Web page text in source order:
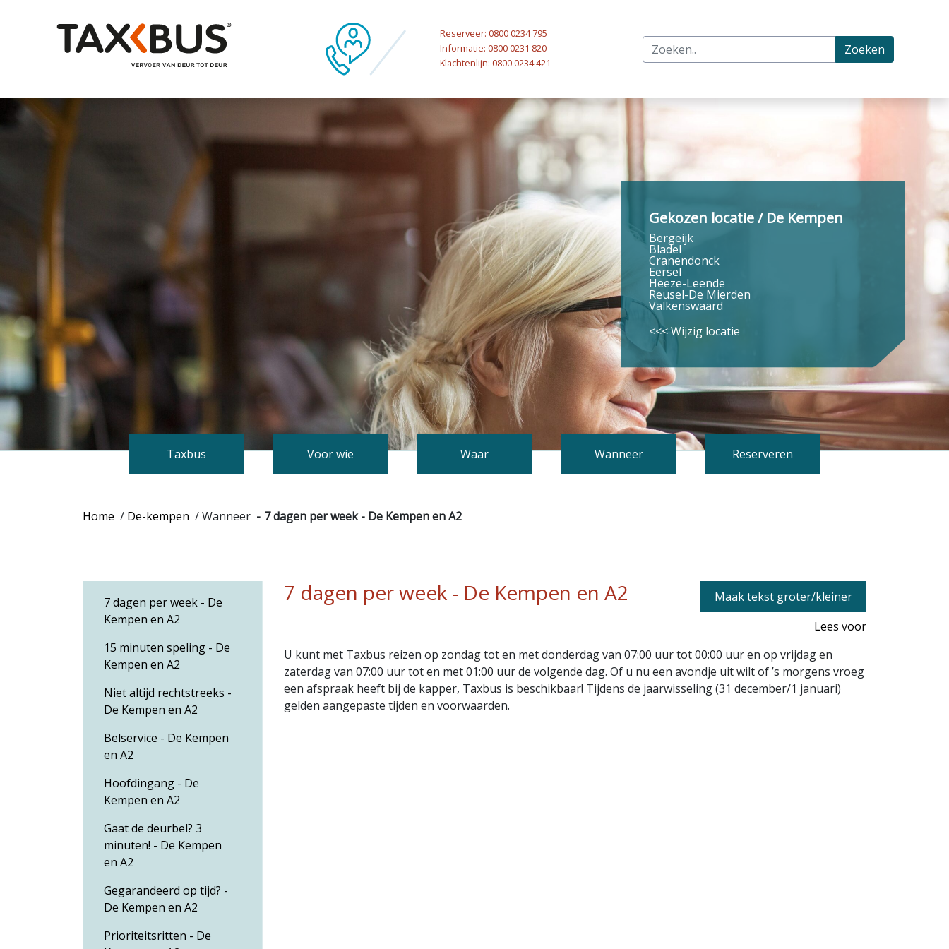
Naar hoofdinhoud
Reserveer: 0800 0234 795
Informatie: 0800 0231 820
Klachtenlijn: 0800 0234 421
Zoeken
Gekozen locatie / De Kempen
Bergeijk
Bladel
Cranendonck
Eersel
Heeze-Leende
Reusel-De Mierden
Valkenswaard
<<< Wijzig locatie
Taxbus Voor wie Waar Wanneer Reserveren
Home / De-kempen /Wanneer 7 dagen per week - De Kempen en A2
7 dagen per week - De
Kempen en A2
15 minuten speling - De
Kempen en A2
Niet altijd rechtstreeks -
De Kempen en A2
Belservice - De Kempen
en A2
Hoofdingang - De
Kempen en A2
Gaat de deurbel? 3
minuten! - De Kempen
en A2
Gegarandeerd op tijd? -
De Kempen en A2
Prioriteitsritten - De
7 dagen per week - De Kempen en A2
Maak tekst groter/kleiner
Lees voor
U kunt met Taxbus reizen op zondag tot en met donderdag van 07:00 uur tot 00:00 uur en op vrijdag en
zaterdag van 07:00 uur tot en met 01:00 uur de volgende dag. Of u nu een avondje uit wilt of ’s morgens vroeg
een afspraak heeft bij de kapper, Taxbus is beschikbaar! Tijdens de jaarwisseling (31 december/1 januari)
gelden aangepaste tijden en voorwaarden.